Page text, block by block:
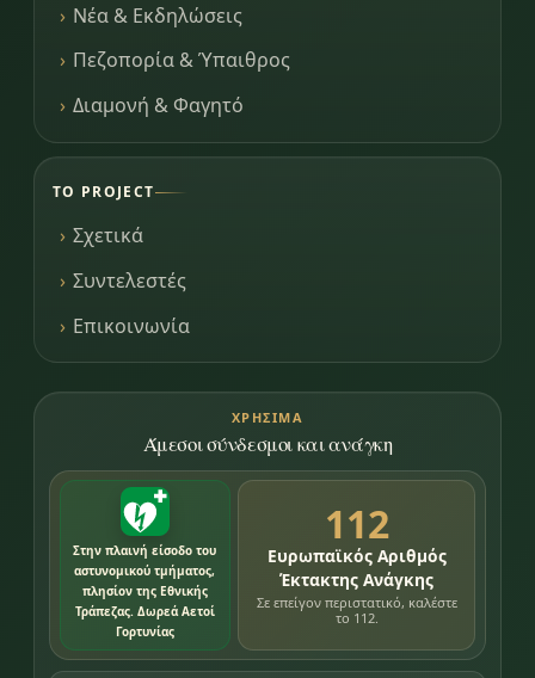
Νέα & Εκδηλώσεις
Πεζοπορία & Ύπαιθρος
Διαμονή & Φαγητό
ΤΟ PROJECT
Σχετικά
Συντελεστές
Επικοινωνία
ΧΡΉΣΙΜΑ
Άμεσοι σύνδεσμοι και ανάγκη
Στην πλαινή είσοδο του
αστυνομικού τμήματος,
πλησίον της Εθνικής
Τράπεζας. Δωρεά Αετοί
Γορτυνίας
112
Ευρωπαϊκός Αριθμός
Έκτακτης Ανάγκης
Σε επείγον περιστατικό, καλέστε
το 112.